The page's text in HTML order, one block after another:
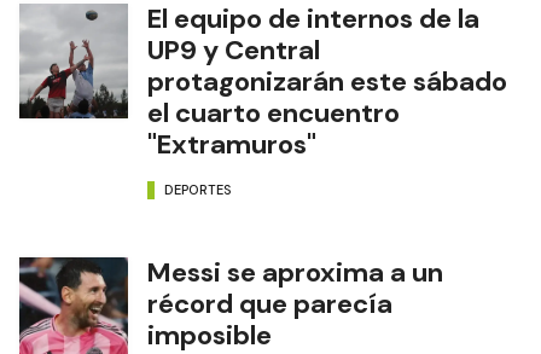
El equipo de internos de la
UP9 y Central
protagonizarán este sábado
el cuarto encuentro
"Extramuros"
DEPORTES
Messi se aproxima a un
récord que parecía
imposible